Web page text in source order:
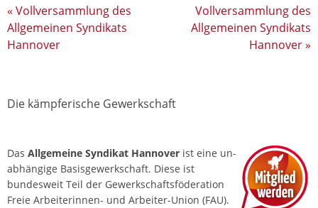
« Vollversammlung des
Allgemeinen Syndikats
Hannover
Vollversammlung des
Allgemeinen Syndikats
Hannover»
Die kämpferische Gewerkschaft
Das Allgemeine Syndikat Hannover ist eine un­
abhängige Basis­gewerkschaft. Diese ist
bundesweit Teil der Gewerkschafts­föderation
Freie Arbeiterinnen- und Arbeiter-Union (FAU).